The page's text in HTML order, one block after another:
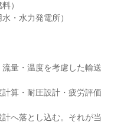
）
・水力発電所）
量・温度を考慮した輸送
算・耐圧設計・疲労評価
へ落とし込む。それが当